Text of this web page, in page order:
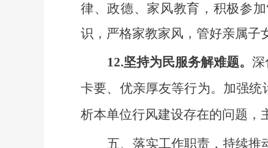
律、政德、家风教育，积极参
识，严格家教家风，管好亲属子
12.坚持为民服务解难题。深
卡要、优亲厚友等行为。 加强统
析本单位行风建设存在的问题，
五、落实工作职责，持续推